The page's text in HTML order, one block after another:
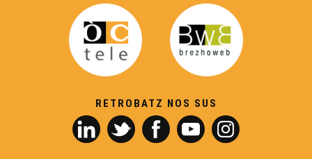
RETROBATZ NOS SUS